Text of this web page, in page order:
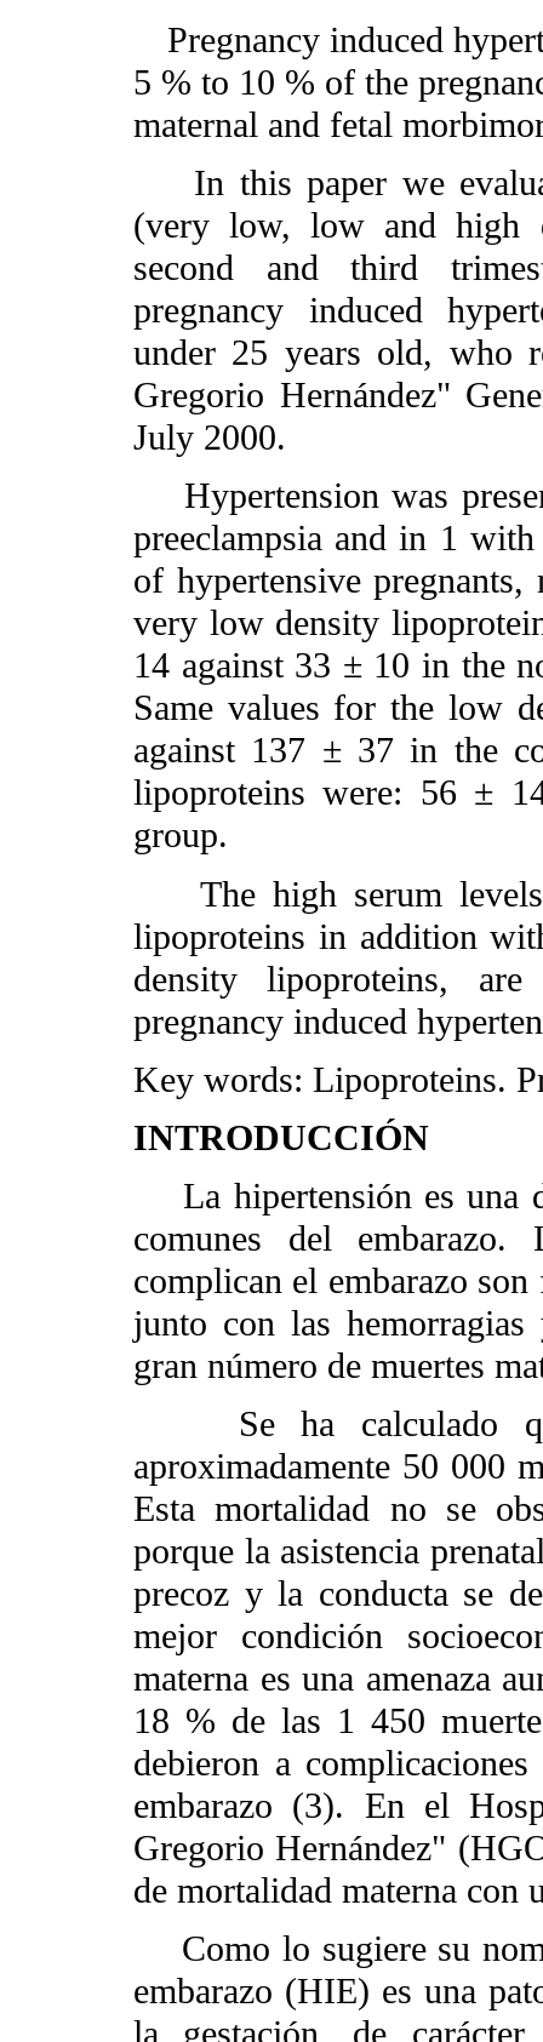
Pregnancy induced
5 % to 10 % of the
maternal and fetal
In this paper we
(very low, low and high
second and third
pregnancy induced
under 25 years old, who
Gregorio Hernández"
July 2000.
Hypertension was
preeclampsia and in 1
of hypertensive
very low density
14 against 33 ± 10 in the
Same values for the low
against 137 ± 37 in the
lipoproteins were: 56 ±
group.
The high serum
lipoproteins in addition
density lipoproteins,
pregnancy induced
Key words: Lipoproteins.
INTRODUCCIÓN
La hipertensión es una
comunes del embarazo.
complican el embarazo
junto con las
gran número de muertes
Se ha calculado
aproximadamente 50 000
Esta mortalidad no se
porque la asistencia
precoz y la conducta se
mejor condición
materna es una amenaza
18 % de las 1 450
debieron a
embarazo (3). En el
Gregorio Hernández"
de mortalidad materna con
Como lo sugiere su
embarazo (HIE) es una